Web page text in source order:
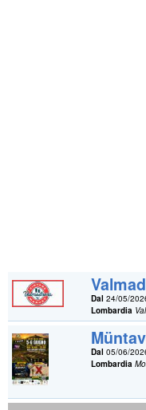
Dal 24/05/
Lombardia
Dal 05/06/
Lombardia